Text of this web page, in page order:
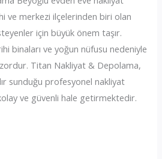
ve merkezi ilçelerinden biri olan
için büyük önem taşır.
binaları ve yoğun nüfusu nedeniyle
Titan Nakliyat & Depolama,
sunduğu profesyonel nakliyat
ve güvenli hale getirmektedir.